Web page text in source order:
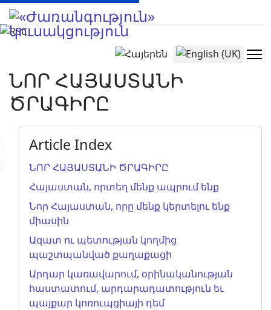
Select your language
ՆՈՐ ՀԱՅԱՍՏԱՆԻ
ԾՐԱԳԻՐԸ
Article Index
ՆՈՐ ՀԱՅԱՍՏԱՆԻ ԾՐԱԳԻՐԸ
Հայաստան, որտեղ մենք ապրում ենք
Նոր Հայաստան, որը մենք կերտելու ենք
միասին
Ազատ ու պետության կողմից
պաշտպանված քաղաքացի
Արդար կառավարում, օրինականության
հաստատում, արդարադատություն եւ
պայքար կոռուպցիայի դեմ